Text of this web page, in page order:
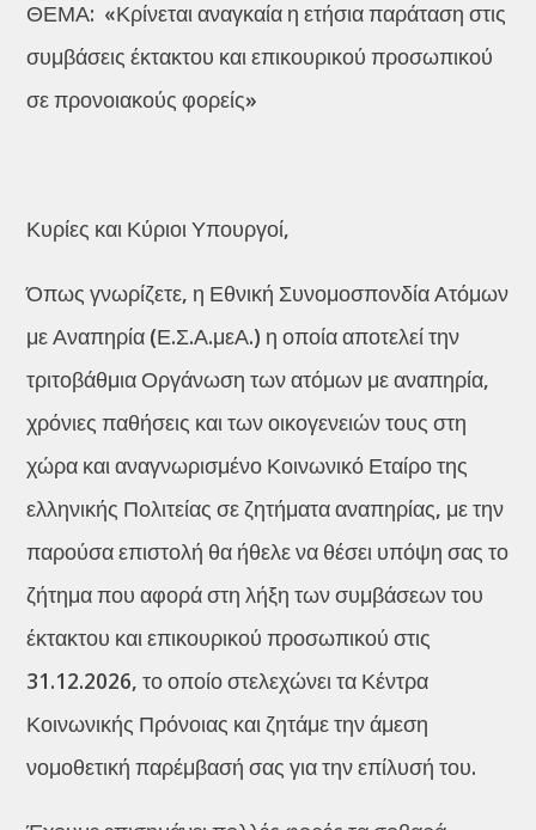
ΘΕΜΑ: «Κρίνεται αναγκαία η ετήσια παράταση στις
συμβάσεις έκτακτου και επικουρικού προσωπικού
σε προνοιακούς φορείς»
Κυρίες και Κύριοι Υπουργοί,
Όπως γνωρίζετε, η Εθνική Συνομοσπονδία Ατόμων
με Αναπηρία (Ε.Σ.Α.μεΑ.) η οποία αποτελεί την
τριτοβάθμια Οργάνωση των ατόμων με αναπηρία,
χρόνιες παθήσεις και των οικογενειών τους στη
χώρα και αναγνωρισμένο Κοινωνικό Εταίρο της
ελληνικής Πολιτείας σε ζητήματα αναπηρίας, με την
παρούσα επιστολή θα ήθελε να θέσει υπόψη σας το
ζήτημα που αφορά στη λήξη των συμβάσεων του
έκτακτου και επικουρικού προσωπικού στις
31.12.2026, το οποίο στελεχώνει τα Κέντρα
Κοινωνικής Πρόνοιας και ζητάμε την άμεση
νομοθετική παρέμβασή σας για την επίλυσή του.